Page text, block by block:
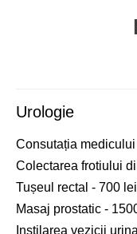
Urologie
Consutația
Colectarea frotiului
Tușeul rectal - 700 lei
Masaj prostatic -
Instilarea vezicii